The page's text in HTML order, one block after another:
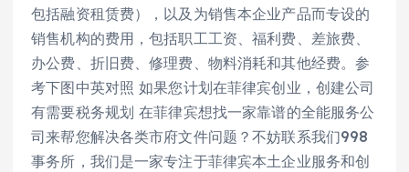
包括融资租赁费），以及为销售本企业产品而专设的
销售机构的费用，包括职工工资、福利费、差旅费、
办公费、折旧费、修理费、物料消耗和其他经费。参
考下图中英对照 如果您计划在菲律宾创业，创建公司
有需要税务规划 在菲律宾想找一家靠谱的全能服务公
司来帮您解决各类市府文件问题？不妨联系我们998
事务所，我们是一家专注于菲律宾本土企业服务和创